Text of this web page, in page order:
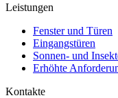
Leistungen
Fenster und Türen
Eingangstüren
Sonnen- und
Erhöhte
Kontakte